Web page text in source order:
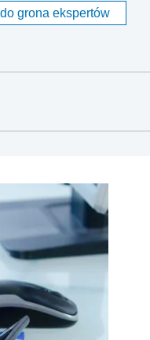
do grona ekspertów